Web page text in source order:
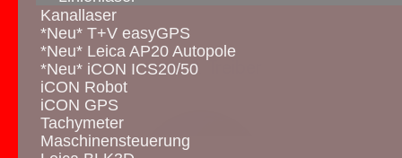
Kanallaser
*Neu* T+V easyGPS
*Neu* Leica AP20 Autopole
*Neu* iCON ICS20/50
iCON Robot
iCON GPS
Tachymeter
Maschinensteuerung
Tools & Treiber